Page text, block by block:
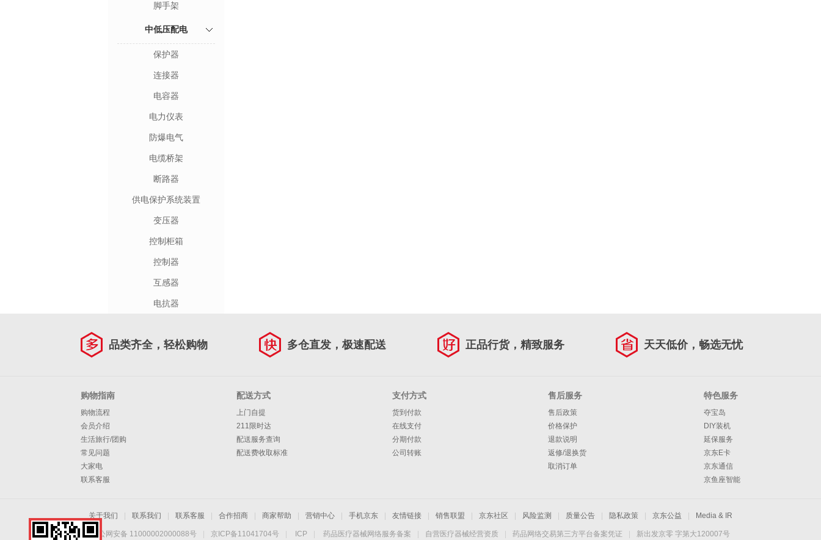
脚手架
中低压配电
保护器
连接器
电容器
电力仪表
防爆电气
电缆桥架
断路器
供电保护系统装置
变压器
控制柜箱
控制器
互感器
电抗器
品类齐全，轻松购物 多仓直发，极速配送 正品行货，精致服务 天天低价，畅选无忧
购物指南
购物流程
会员介绍
生活旅行/团购
常见问题
大家电
联系客服
配送方式
上门自提
211限时达
配送服务查询
配送费收取标准
支付方式
货到付款
在线支付
分期付款
公司转账
售后服务
售后政策
价格保护
退款说明
返修/退换货
取消订单
特色服务
夺宝岛
DIY装机
延保服务
京东E卡
京东通信
京鱼座智能
关于我们 联系我们 联系客服 合作招商 商家帮助 营销中心 手机京东 友情链接 销售联盟 京东社区 风险监测 质量公告 隐私政策 京东公益 Media & IR
京公网安备 11000002000088号 京ICP备11041704号 ICP 药品医疗器械网络服务备案 自营医疗器械经营资质 药品网络交易第三方平台备案凭证 新出发京零 字第大120007号